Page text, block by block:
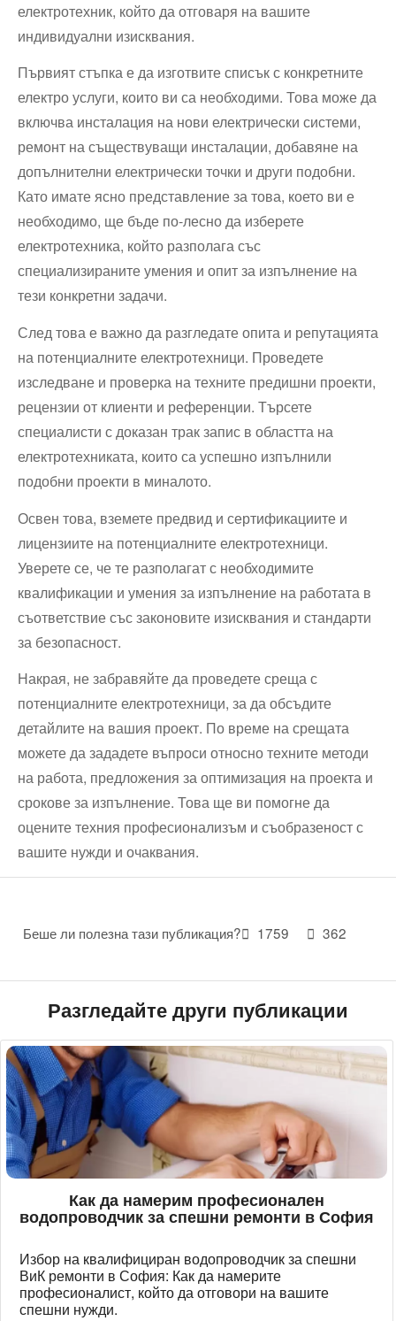
електротехник, който да отговаря на вашите
индивидуални изисквания.
Първият стъпка е да изготвите списък с конкретните
електро услуги, които ви са необходими. Това може да
включва инсталация на нови електрически системи,
ремонт на съществуващи инсталации, добавяне на
допълнителни електрически точки и други подобни.
Като имате ясно представление за това, което ви е
необходимо, ще бъде по-лесно да изберете
електротехника, който разполага със
специализираните умения и опит за изпълнение на
тези конкретни задачи.
След това е важно да разгледате опита и репутацията
на потенциалните електротехници. Проведете
изследване и проверка на техните предишни проекти,
рецензии от клиенти и референции. Търсете
специалисти с доказан трак запис в областта на
електротехниката, които са успешно изпълнили
подобни проекти в миналото.
Освен това, вземете предвид и сертификациите и
лицензиите на потенциалните електротехници.
Уверете се, че те разполагат с необходимите
квалификации и умения за изпълнение на работата в
съответствие със законовите изисквания и стандарти
за безопасност.
Накрая, не забравяйте да проведете среща с
потенциалните електротехници, за да обсъдите
детайлите на вашия проект. По време на срещата
можете да зададете въпроси относно техните методи
на работа, предложения за оптимизация на проекта и
срокове за изпълнение. Това ще ви помогне да
оцените техния професионализъм и съобразеност с
вашите нужди и очаквания.
Беше ли полезна тази публикация? 1759 362
Разгледайте други публикации
Как да намерим професионален
водопроводчик за спешни ремонти в София
Избор на квалифициран водопроводчик за спешни
ВиК ремонти в София: Как да намерите
професионалист, който да отговори на вашите
спешни нужди.